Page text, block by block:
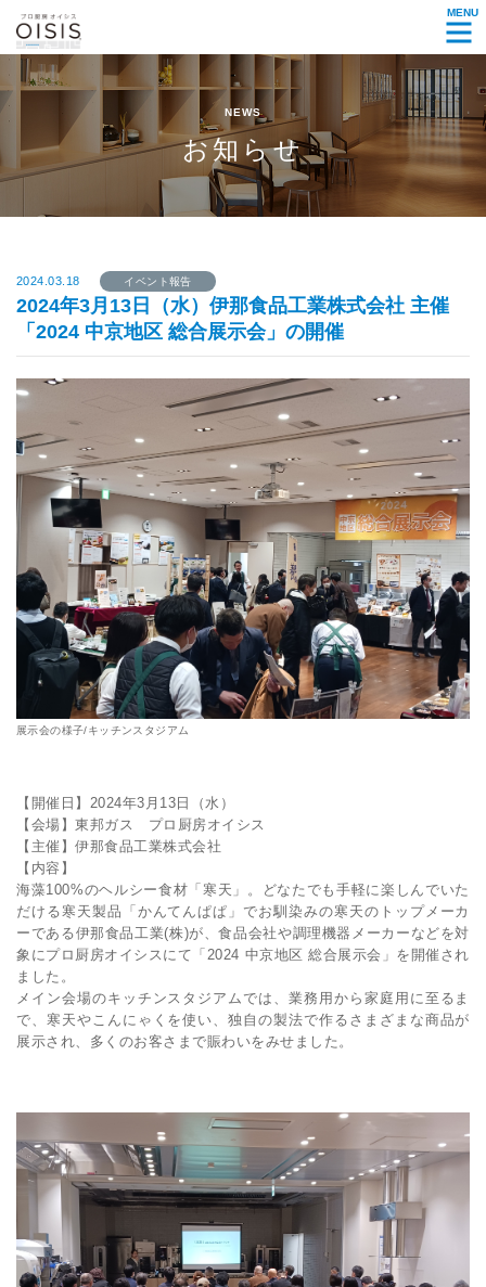
MENU
NEWS
お知らせ
2024.03.18 イベント報告
2024年3月13日（水）伊那食品工業株式会社 主催
「2024 中京地区 総合展示会」の開催
展示会の様子/キッチンスタジアム
【開催日】2024年3月13日（水）
【会場】東邦ガス プロ厨房オイシス
【主催】伊那食品工業株式会社
【内容】
海藻100%のヘルシー食材「寒天」。どなたでも手軽に楽しんでいた
だける寒天製品「かんてんぱぱ」でお馴染みの寒天のトップメーカ
ーである伊那食品工業(株)が、食品会社や調理機器メーカーなどを対
象にプロ厨房オイシスにて「2024 中京地区 総合展示会」を開催され
ました。
メイン会場のキッチンスタジアムでは、業務用から家庭用に至るま
で、寒天やこんにゃくを使い、独自の製法で作るさまざまな商品が
展示され、多くのお客さまで賑わいをみせました。